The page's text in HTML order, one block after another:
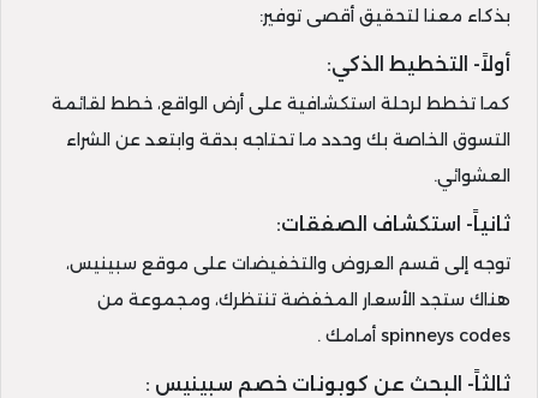
بذكاء معنا لتحقيق أقصى توفير:
أولاً- التخطيط الذكي:
كما تخطط لرحلة استكشافية على أرض الواقع، خطط لقائمة
التسوق الخاصة بك وحدد ما تحتاجه بدقة وابتعد عن الشراء
العشوائي.
ثانياً- استكشاف الصفقات:
توجه إلى قسم العروض والتخفيضات على موقع سبينيس،
هناك ستجد الأسعار المخفضة تنتظرك، ومجموعة من
spinneys codes أمامك .
ثالثاً- البحث عن كوبونات خصم سبينيس :